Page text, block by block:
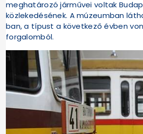
meghatározó járművei voltak
közlekedésének. A múzeumban
ban, a típust a következő évben
forgalomból.